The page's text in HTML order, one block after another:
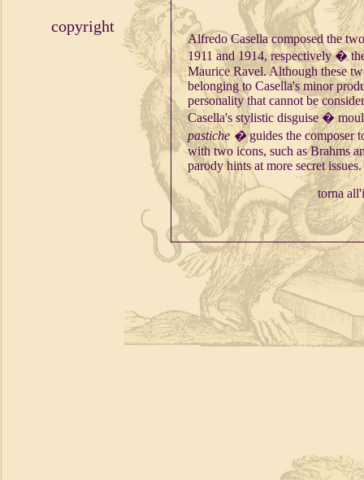
copyright
Alfredo Casella composed the
1911 and 1914, respectively� the
Maurice Ravel. Although these
belonging to Casella's minor
personality that cannot be
Casella's stylistic disguise �
pastiche �guides the composer
with two icons, such as Brahms
parody hints at more secret issues.
torna